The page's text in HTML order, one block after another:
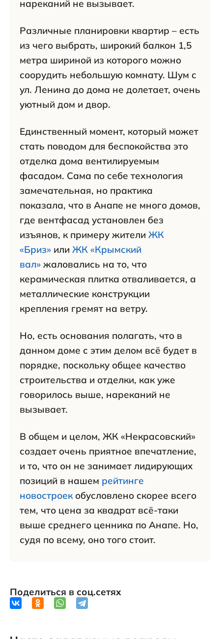
нареканий не вызывает.
Различные планировки квартир – есть
из чего выбрать, широкий балкон 1,5
метра шириной из которого можно
соорудить небольшую комнату. Шум с
ул. Ленина до дома не долетает, очень
уютный дом и двор.
Единственный момент, который может
стать поводом для беспокойства это
отделка дома вентилируемым
фасадом. Сама по себе технология
замечательная, но практика
показала, что в Анапе не много домов,
где вентфасад установлен без
изъянов, к примеру жители ЖК
«Бриз» или ЖК «Крымский
вал» жаловались на то, что
керамическая плитка отваливается, а
металлические конструкции
крепления гремят на ветру.
Но, есть основания полагать, что в
данном доме с этим делом всё будет в
порядке, поскольку общее качество
строительства и отделки, как уже
говорилось выше, нареканий не
вызывает.
В общем и целом, ЖК «Некрасовский»
создает очень приятное впечатление,
и то, что он не занимает лидирующих
позиций в нашем рейтинге
новостроек обусловлено скорее всего
тем, что цена за квадрат всё-таки
выше среднего ценника по Анапе. Но,
судя по всему, оно того стоит.
Поделиться в соц.сетях